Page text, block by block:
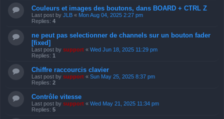
Couleurs et images des boutons, dans BOARD + CTRL Z
Last post by JLB « Mon Aug 04, 2025 2:27 pm
Replies: 4
ne peut pas selectionner de channels sur un bouton fader
[fixed]
Last post by support « Wed Jun 18, 2025 11:29 pm
Replies: 1
Chiffre raccourcis clavier
Last post by support « Sun May 25, 2025 8:37 pm
Replies: 2
Contrôle vitesse
Last post by support « Wed May 21, 2025 11:34 pm
Replies: 5